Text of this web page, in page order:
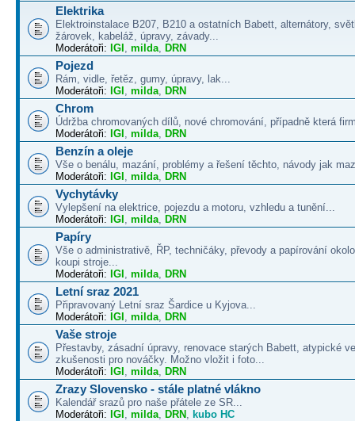
Elektrika
Elektroinstalace B207, B210 a ostatních Babett, alternátory,
žárovek, kabeláž, úpravy, závady...
Moderátoři: IGI , milda, DRN
Pojezd
Rám, vidle, řetěz, gumy, úpravy, lak...
Moderátoři: IGI , milda, DRN
Chrom
Údržba chromovaných dílů, nové chromování, případně která
Moderátoři: IGI , milda, DRN
Benzín a oleje
Vše o benálu, mazání, problémy a řešení těchto, návody jak
Moderátoři: IGI , milda, DRN
Vychytávky
Vylepšení na elektrice, pojezdu a motoru, vzhledu a tunění...
Moderátoři: IGI , milda, DRN
Papíry
Vše o administrativě, ŘP, techničáky, převody a papírování
koupi stroje...
Moderátoři: IGI , milda, DRN
Letní sraz 2021
Připravovaný Letní sraz Šardice u Kyjova...
Moderátoři: IGI , milda, DRN
Vaše stroje
Přestavby, zásadní úpravy, renovace starých Babett, atypické
zkušenosti pro nováčky. Možno vložit i foto...
Moderátoři: IGI , milda, DRN
Zrazy Slovensko - stále platné vlákno
Kalendář srazů pro naše přátele ze SR...
Moderátoři: IGI , milda, DRN , kubo HC